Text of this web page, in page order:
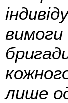
вимоги
лише